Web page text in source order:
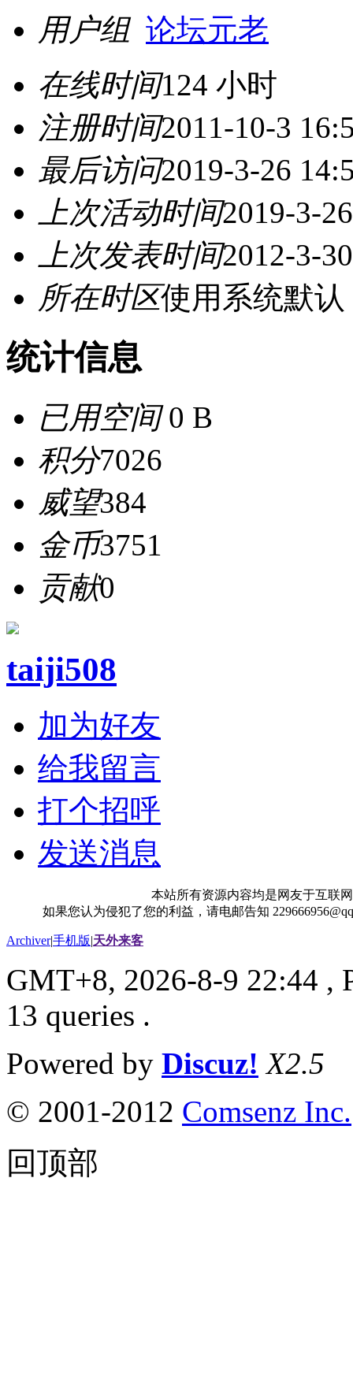
用户组 论坛元老
在线时间124 小时
注册时间2011-10-3
最后访问2019-3-26
上次活动时间2019-3-
上次发表时间2012-3-
所在时区使用系统默认
统计信息
已用空间0 B
积分7026
威望384
金币3751
贡献0
taiji508
加为好友
给我留言
打个招呼
发送消息
本站所有资源内容均是网友于互联
如果您认为侵犯了您的利益，请电邮告知
Archiver|手机版|天外来客
GMT+8, 2026-8-9 22:44 ,
13 queries .
Powered by Discuz! X2.5
© 2001-2012 Comsenz Inc.
回顶部